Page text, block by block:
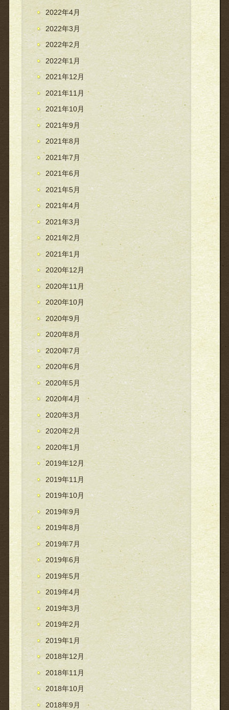
2022年4月
2022年3月
2022年2月
2022年1月
2021年12月
2021年11月
2021年10月
2021年9月
2021年8月
2021年7月
2021年6月
2021年5月
2021年4月
2021年3月
2021年2月
2021年1月
2020年12月
2020年11月
2020年10月
2020年9月
2020年8月
2020年7月
2020年6月
2020年5月
2020年4月
2020年3月
2020年2月
2020年1月
2019年12月
2019年11月
2019年10月
2019年9月
2019年8月
2019年7月
2019年6月
2019年5月
2019年4月
2019年3月
2019年2月
2019年1月
2018年12月
2018年11月
2018年10月
2018年9月